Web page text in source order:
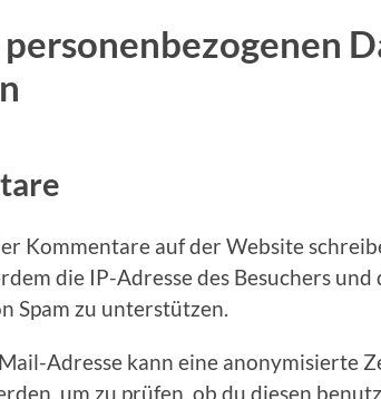
Kommentare auf der Website
die IP-Adresse des Besuchers
Spam zu unterstützen.
Adresse kann eine anonymisierte
um zu prüfen, ob du diesen